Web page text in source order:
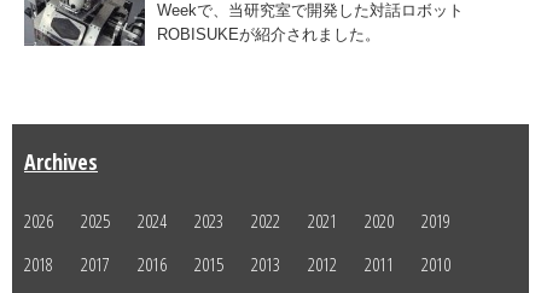
Weekで、当研究室で開発した対話ロボット
ROBISUKEが紹介されました。
Archives
2026 2025 2024 2023 2022 2021 2020
2019
2018
2017 2016 2015 2013 2012 2011
2010